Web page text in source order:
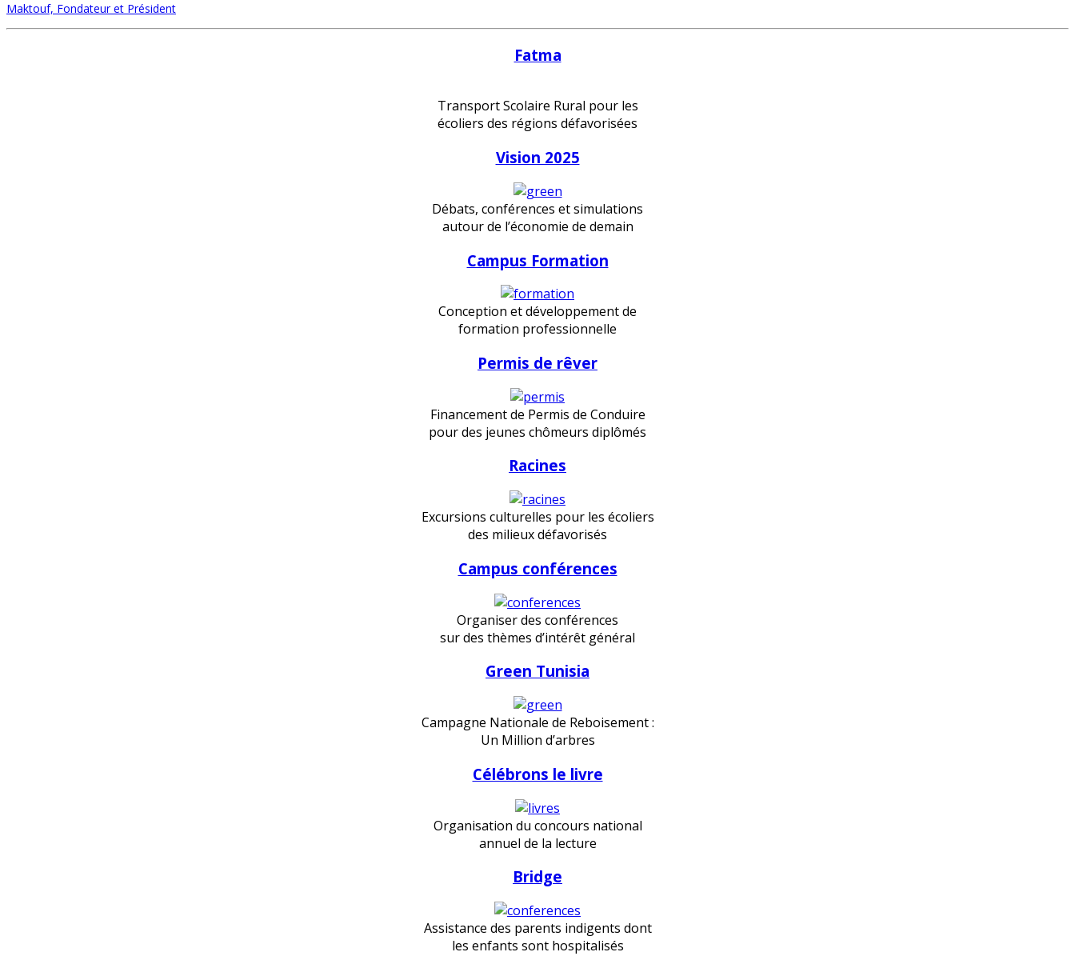
Maktouf, Fondateur et Président
Fatma
Transport Scolaire Rural pour les
écoliers des régions défavorisées
Vision 2025
Débats, conférences et simulations
autour de l’économie de demain
Campus Formation
Conception et développement de
formation professionnelle
Permis de rêver
Financement de Permis de Conduire
pour des jeunes chômeurs diplômés
Racines
Excursions culturelles pour les écoliers
des milieux défavorisés
Campus conférences
Organiser des conférences
sur des thèmes d’intérêt général
Green Tunisia
Campagne Nationale de Reboisement :
Un Million d’arbres
Célébrons le livre
Organisation du concours national
annuel de la lecture
Bridge
Assistance des parents indigents dont
les enfants sont hospitalisés